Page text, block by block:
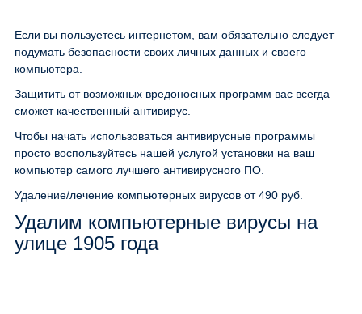
Если вы пользуетесь интернетом, вам обязательно следует
подумать безопасности своих личных данных и своего
компьютера.
Защитить от возможных вредоносных программ вас всегда
сможет качественный антивирус.
Чтобы начать использоваться антивирусные программы
просто воспользуйтесь нашей услугой установки на ваш
компьютер самого лучшего антивирусного ПО.
Удаление/лечение компьютерных вирусов от 490 руб.
Удалим компьютерные вирусы на
улице 1905 года